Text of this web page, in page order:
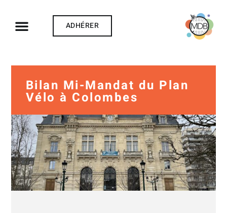
ADHÉRER
Bilan Mi-Mandat du Plan
Vélo à Colombes